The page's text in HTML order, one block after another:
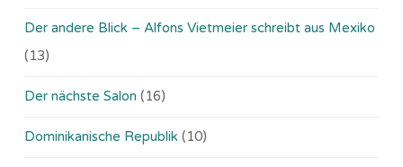
Der andere Blick – Alfons Vietmeier schreibt aus Mexiko
(13)
Der nächste Salon (16)
Dominikanische Republik (10)